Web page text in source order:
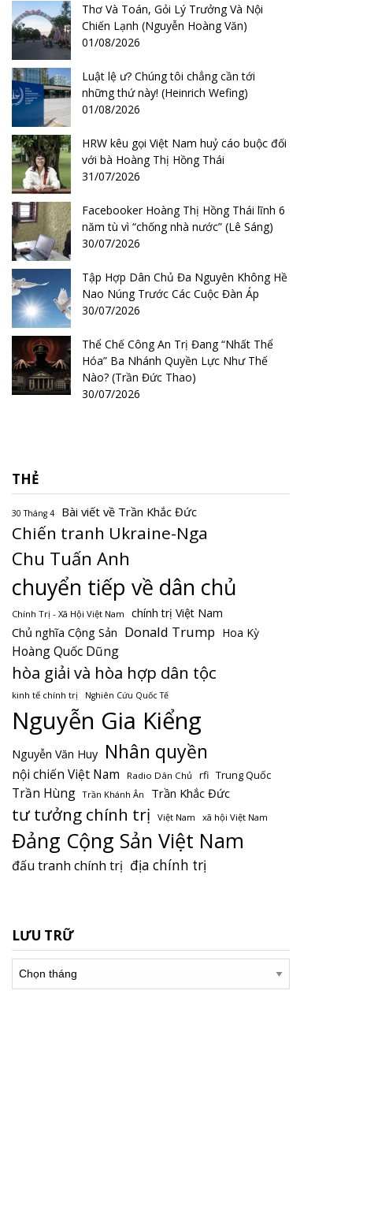
Thơ Và Toán, Gỏi Lý Trưởng Và Nội
Chiến Lạnh (Nguyễn Hoàng Văn)
01/08/2026
Luật lệ ư? Chúng tôi chẳng cần tới
những thứ này! (Heinrich Wefing)
01/08/2026
HRW kêu gọi Việt Nam huỷ cáo buộc đối
với bà Hoàng Thị Hồng Thái
31/07/2026
Facebooker Hoàng Thị Hồng Thái lĩnh 6
năm tù vì “chống nhà nước” (Lê Sáng)
30/07/2026
Tập Hợp Dân Chủ Đa Nguyên Không Hề
Nao Núng Trước Các Cuộc Đàn Áp
30/07/2026
Thể Chế Công An Trị Đang “Nhất Thể
Hóa” Ba Nhánh Quyền Lực Như Thế
Nào? (Trần Đức Thao)
30/07/2026
THẺ
30 Tháng 4 Bài viết về Trần Khắc Đức
Chiến tranh Ukraine-Nga
Chu Tuấn Anh
chuyển tiếp về dân chủ
Chính Trị - Xã Hội Việt Nam chính trị Việt Nam
Chủ nghĩa Cộng Sản Donald Trump Hoa Kỳ
Hoàng Quốc Dũng
hòa giải và hòa hợp dân tộc
kinh tế chính trị Nghiên Cứu Quốc Tế
Nguyễn Gia Kiểng
Nguyễn Văn Huy Nhân quyền
nội chiến Việt Nam Radio Dân Chủ rfi Trung Quốc
Trần Hùng Trần Khánh Ân Trần Khắc Đức
tư tưởng chính trị Việt Nam xã hội Việt Nam
Đảng Cộng Sản Việt Nam
đấu tranh chính trị địa chính trị
LƯU TRỮ
Lưu
trữ